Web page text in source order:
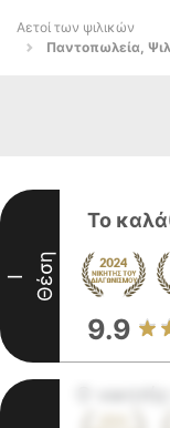
Αετοί των ψιλικών
Παντοπωλεία,
I Θέση
Το
9.9